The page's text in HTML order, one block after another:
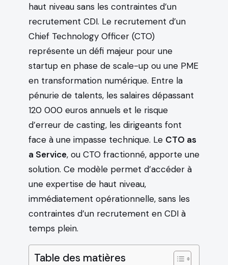
haut niveau sans les contraintes d’un
recrutement CDI. Le recrutement d’un
Chief Technology Officer (CTO)
représente un défi majeur pour une
startup en phase de scale-up ou une PME
en transformation numérique. Entre la
pénurie de talents, les salaires dépassant
120 000 euros annuels et le risque
d’erreur de casting, les dirigeants font
face à une impasse technique. Le CTO as
a Service, ou CTO fractionné, apporte une
solution. Ce modèle permet d’accéder à
une expertise de haut niveau,
immédiatement opérationnelle, sans les
contraintes d’un recrutement en CDI à
temps plein.
Table des matières